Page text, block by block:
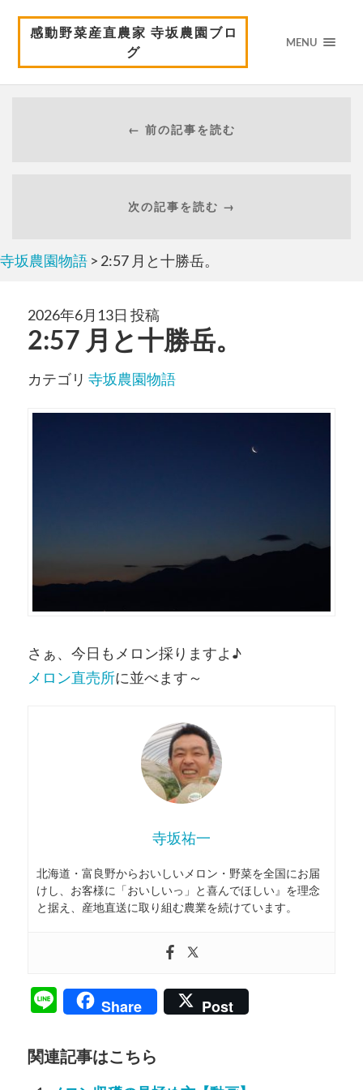
感動野菜産直農家 寺坂農園ブロ
グ
MENU
← 前の記事を読む
次の記事を読む →
寺坂農園物語 > 2:57 月と十勝岳。
2026年6月13日 投稿
2:57 月と十勝岳。
カテゴリ 寺坂農園物語
さぁ、今日もメロン採りますよ♪
メロン直売所に並べます～
寺坂祐一
北海道・富良野からおいしいメロン・野菜を全国にお届
けし、お客様に「おいしいっ」と喜んでほしい』を理念
と据え、産地直送に取り組む農業を続けています。
LineShare Post
関連記事はこちら